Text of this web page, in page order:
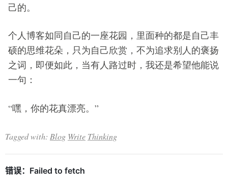
己的。
个人博客如同自己的一座花园，里面种的都是自己丰
硕的思维花朵，只为自己欣赏，不为追求别人的褒扬
之词，即便如此，当有人路过时，我还是希望他能说
一句：
“嘿，你的花真漂亮。”
Tagged with: Blog Write Thinking